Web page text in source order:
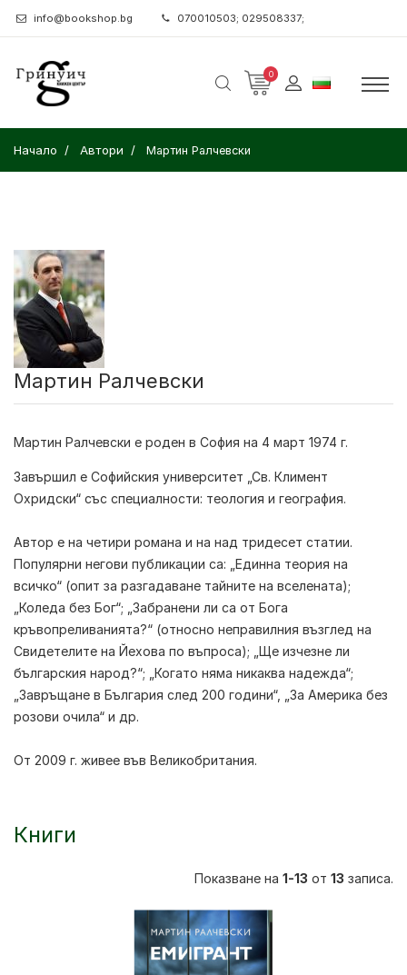
info@bookshop.bg 070010503; 029508337;
0
Начало Автори Мартин Ралчевски
Мартин Ралчевски
Мартин Ралчевски е роден в София на 4 март 1974 г.
Завършил е Софийския университет „Св. Климент
Охридски“ със специалности: теология и география.
Автор е на четири романа и на над тридесет статии.
Популярни негови публикации са: „Единна теория на
всичко“ (опит за разгадаване тайните на вселената);
„Коледа без Бог“; „Забранени ли са от Бога
кръвопреливанията?“ (относно неправилния възглед на
Свидетелите на Йехова по въпроса); „Ще изчезне ли
българския народ?“; „Когато няма никаква надежда“;
„Завръщане в България след 200 години“, „За Америка без
розови очила“ и др.
От 2009 г. живее във Великобритания.
Книги
Показване на 1-13 от 13 записа.